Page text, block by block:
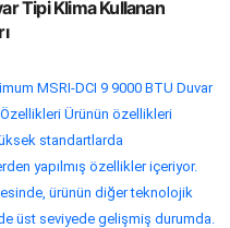
Tipi Klima Kullanan
MSRI-DCI 9 9000 BTU Duvar
Ürünün özellikleri
standartlarda
yapılmış özellikler içeriyor.
ürünün diğer teknolojik
üst seviyede gelişmiş durumda.